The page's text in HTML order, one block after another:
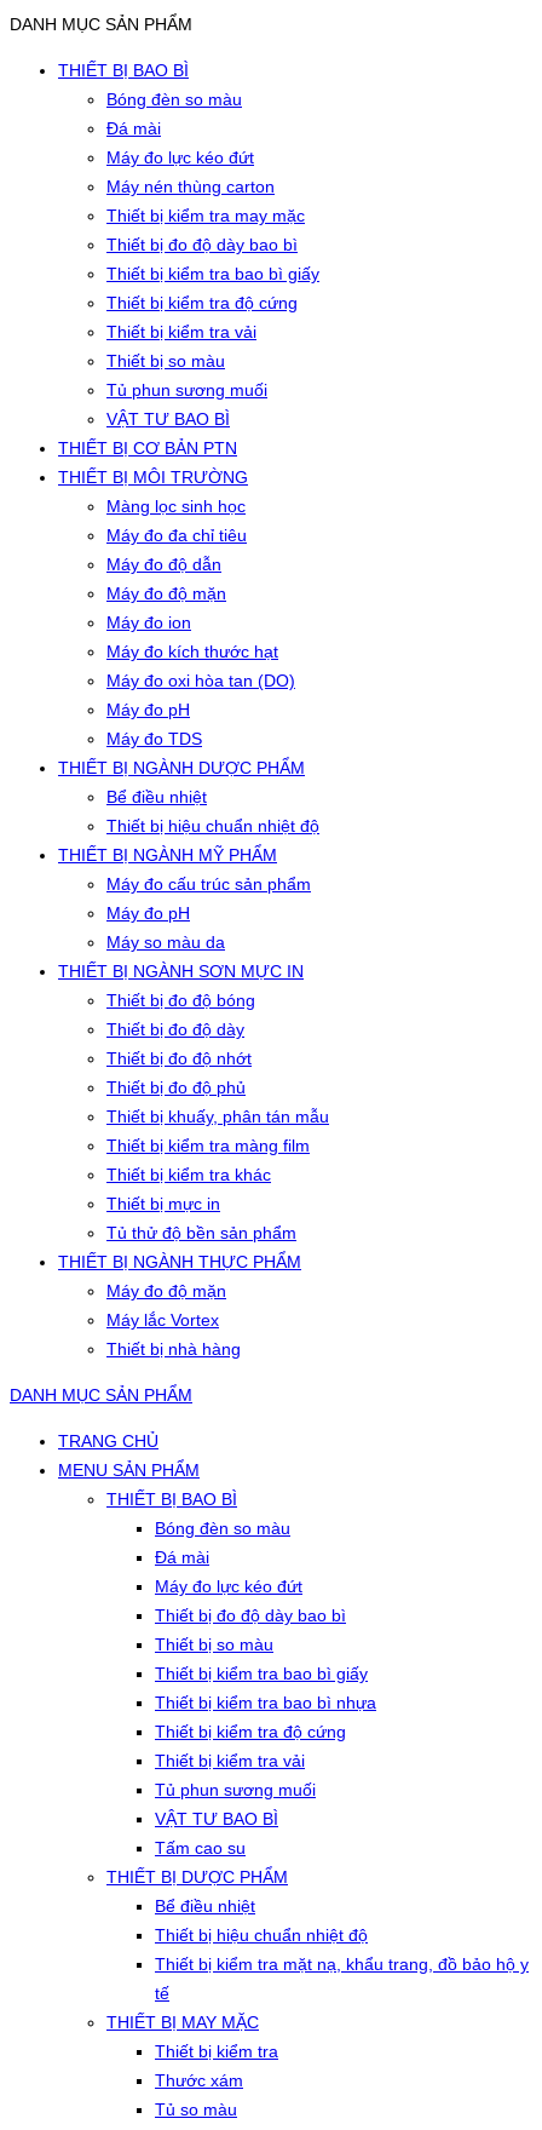
DANH MỤC SẢN PHẨM
THIẾT BỊ BAO BÌ
Bóng đèn so màu
Đá mài
Máy đo lực kéo đứt
Máy nén thùng carton
Thiết bị kiểm tra may mặc
Thiết bị đo độ dày bao bì
Thiết bị kiểm tra bao bì giấy
Thiết bị kiểm tra độ cứng
Thiết bị kiểm tra vải
Thiết bị so màu
Tủ phun sương muối
VẬT TƯ BAO BÌ
THIẾT BỊ CƠ BẢN PTN
THIẾT BỊ MÔI TRƯỜNG
Màng lọc sinh học
Máy đo đa chỉ tiêu
Máy đo độ dẫn
Máy đo độ mặn
Máy đo ion
Máy đo kích thước hạt
Máy đo oxi hòa tan (DO)
Máy đo pH
Máy đo TDS
THIẾT BỊ NGÀNH DƯỢC PHẨM
Bể điều nhiệt
Thiết bị hiệu chuẩn nhiệt độ
THIẾT BỊ NGÀNH MỸ PHẨM
Máy đo cấu trúc sản phẩm
Máy đo pH
Máy so màu da
THIẾT BỊ NGÀNH SƠN MỰC IN
Thiết bị đo độ bóng
Thiết bị đo độ dày
Thiết bị đo độ nhớt
Thiết bị đo độ phủ
Thiết bị khuấy, phân tán mẫu
Thiết bị kiểm tra màng film
Thiết bị kiểm tra khác
Thiết bị mực in
Tủ thử độ bền sản phẩm
THIẾT BỊ NGÀNH THỰC PHẨM
Máy đo độ mặn
Máy lắc Vortex
Thiết bị nhà hàng
DANH MỤC SẢN PHẨM
TRANG CHỦ
MENU SẢN PHẨM
THIẾT BỊ BAO BÌ
Bóng đèn so màu
Đá mài
Máy đo lực kéo đứt
Thiết bị đo độ dày bao bì
Thiết bị so màu
Thiết bị kiểm tra bao bì giấy
Thiết bị kiểm tra bao bì nhựa
Thiết bị kiểm tra độ cứng
Thiết bị kiểm tra vải
Tủ phun sương muối
VẬT TƯ BAO BÌ
Tấm cao su
THIẾT BỊ DƯỢC PHẨM
Bể điều nhiệt
Thiết bị hiệu chuẩn nhiệt độ
Thiết bị kiểm tra mặt nạ, khẩu trang, đồ bảo hộ y
tế
THIẾT BỊ MAY MẶC
Thiết bị kiểm tra
Thước xám
Tủ so màu